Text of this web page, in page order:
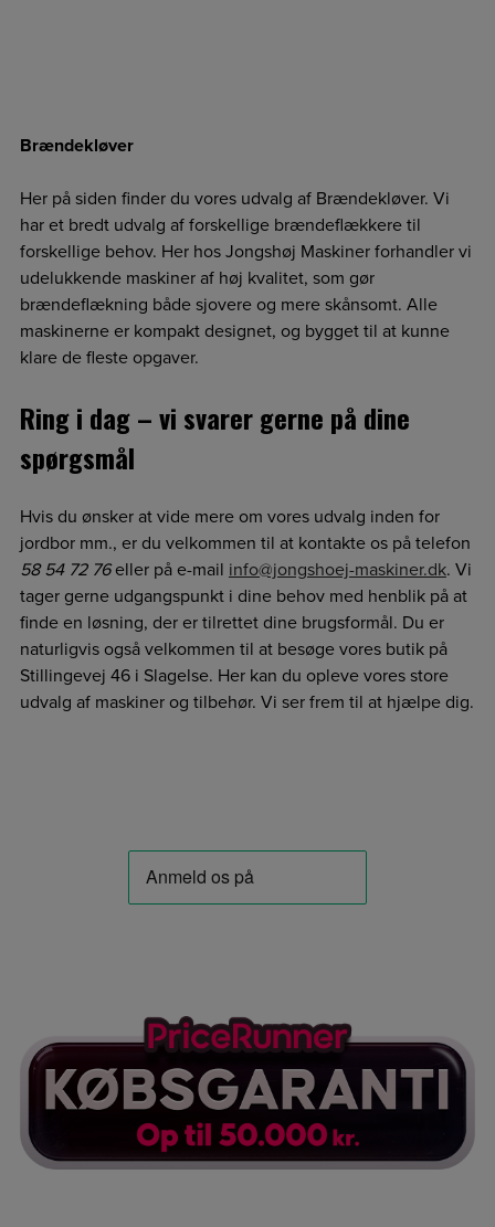
Brændekløver
Her på siden finder du vores udvalg af Brændekløver. Vi
har et bredt udvalg af forskellige brændeflækkere til
forskellige behov. Her hos Jongshøj Maskiner forhandler vi
udelukkende maskiner af høj kvalitet, som gør
brændeflækning både sjovere og mere skånsomt. Alle
maskinerne er kompakt designet, og bygget til at kunne
klare de fleste opgaver.
Ring i dag – vi svarer gerne på dine
spørgsmål
Hvis du ønsker at vide mere om vores udvalg inden for
jordbor mm., er du velkommen til at kontakte os på telefon
58 54 72 76eller på e-mail info@jongshoej-maskiner.dk. Vi
tager gerne udgangspunkt i dine behov med henblik på at
finde en løsning, der er tilrettet dine brugsformål. Du er
naturligvis også velkommen til at besøge vores butik på
Stillingevej 46 i Slagelse. Her kan du opleve vores store
udvalg af maskiner og tilbehør. Vi ser frem til at hjælpe dig.